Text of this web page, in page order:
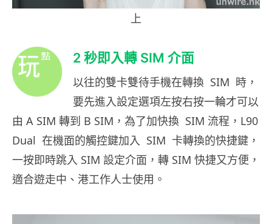
上
2 秒即入轉 SIM 介面
以往的雙卡雙待手機在轉換 SIM 時，
要先進入設定選項左按右按一輪才可以
由 A SIM 轉到 B SIM，為了加快換 SIM 流程，L90
Dual 在機面的觸控鍵加入 SIM 卡轉換的快捷鍵，
一按即時跳入 SIM 設定介面，轉 SIM 快捷又方便，
適合遊走中、港工作人士使用。